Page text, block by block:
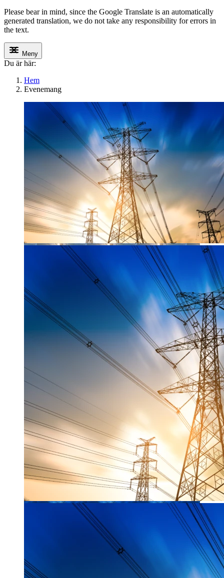
Please bear in mind, since the Google Translate is an automatically
generated translation, we do not take any responsibility for errors in
the text.
Meny
Du är här:
Hem
Evenemang